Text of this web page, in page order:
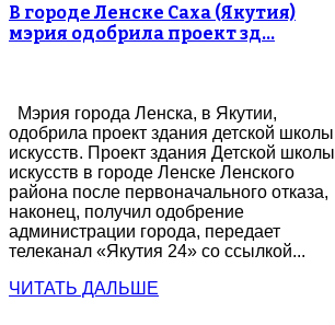
В городе Ленске Саха (Якутия)
мэрия одобрила проект зд…
Мэрия города Ленска, в Якутии,
одобрила проект здания детской школы
искусств. Проект здания Детской школы
искусств в городе Ленске Ленского
района после первоначального отказа,
наконец, получил одобрение
администрации города, передает
телеканал «Якутия 24» со ссылкой...
ЧИТАТЬ ДАЛЬШЕ